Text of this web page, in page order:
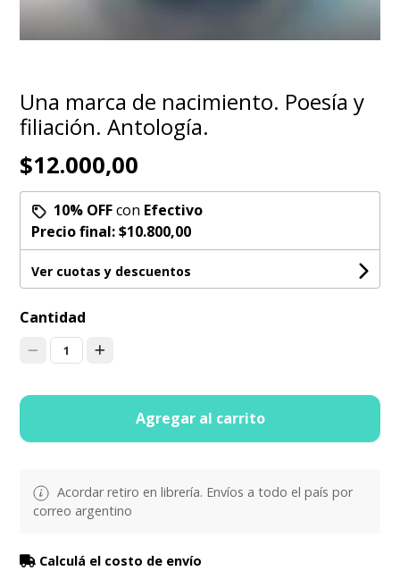
Una marca de nacimiento. Poesía y
filiación. Antología.
$12.000,00
10% OFFcon Efectivo
Precio final:$10.800,00
Ver cuotas y descuentos
Cantidad
1
Agregar al carrito
Acordar retiro en librería. Envíos a todo el país por
correo argentino
Calculá el costo de envío